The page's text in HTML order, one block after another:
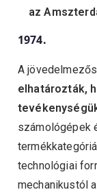
az
1974.
A
elhatározták,
számológépek
technológiai
mechanikustól